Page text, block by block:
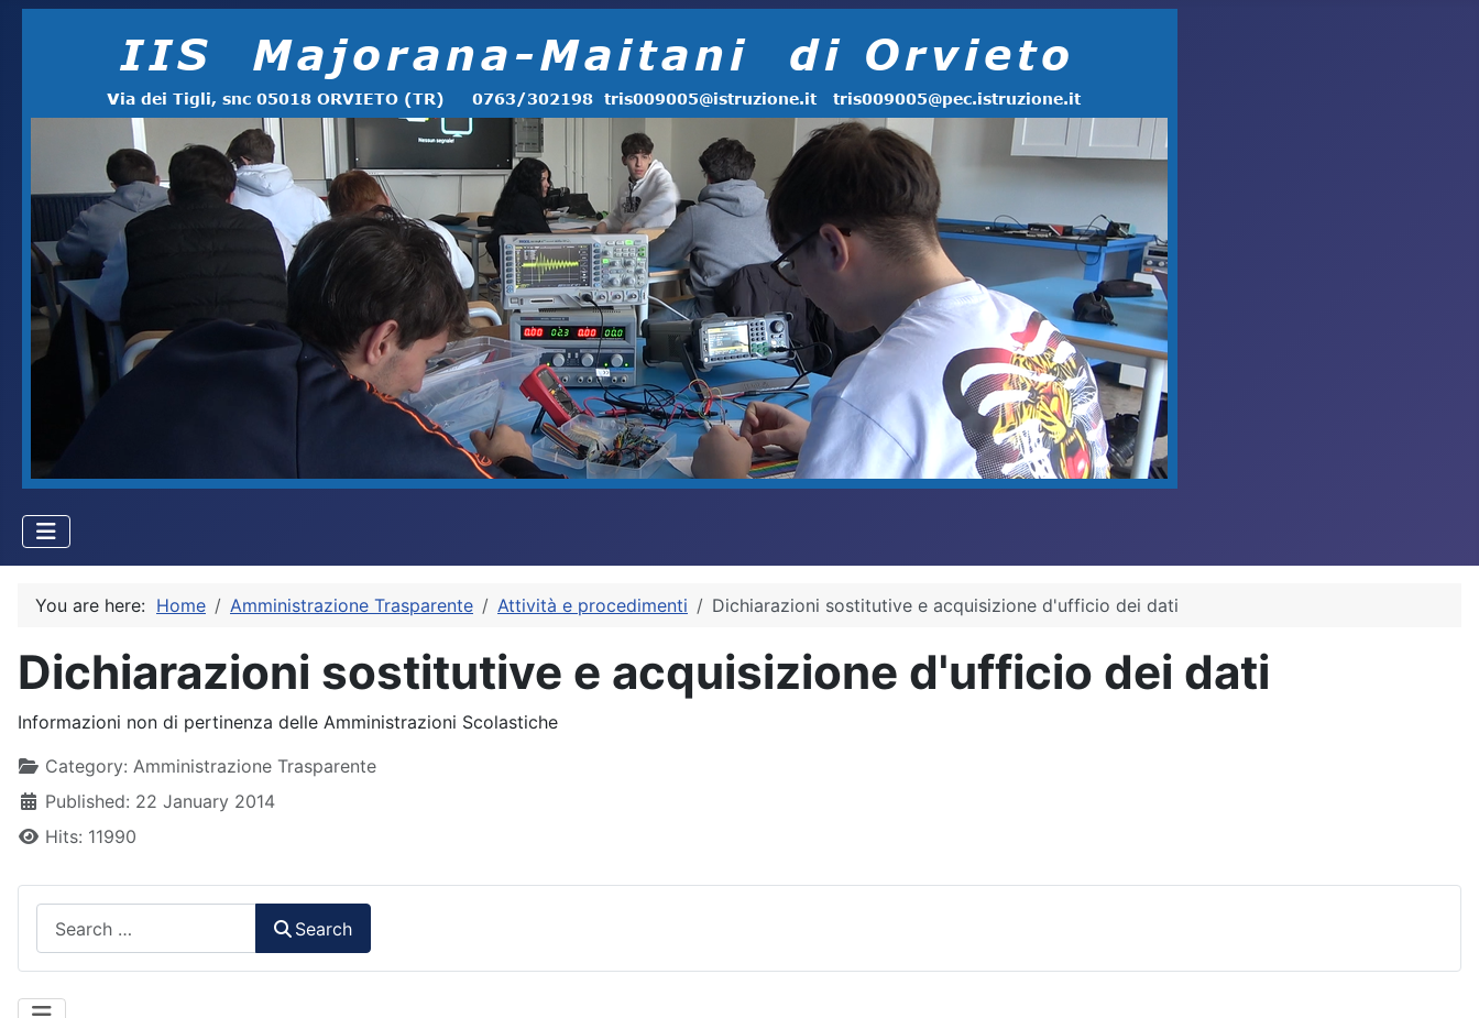
You are here: Home Amministrazione Trasparente Attività e procedimenti Dichiarazioni sostitutive e acquisizione d'ufficio dei dati
Dichiarazioni sostitutive e acquisizione d'ufficio dei dati
Informazioni non di pertinenza delle Amministrazioni Scolastiche
DetailsCategory: Amministrazione Trasparente
Published: 22 January 2014
Hits: 11990
Search